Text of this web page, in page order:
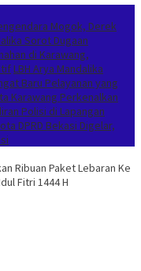
Mogok, Derek
Sorot Dugaan
di Karawang,
LBH Arya Mandalika
Baru Pelayanan yang
Karawang Perkenalkan
Polisi di Lapangan
DPRD Bekasi Digelar,
Ribuan Paket Lebaran Ke
Fitri 1444 H